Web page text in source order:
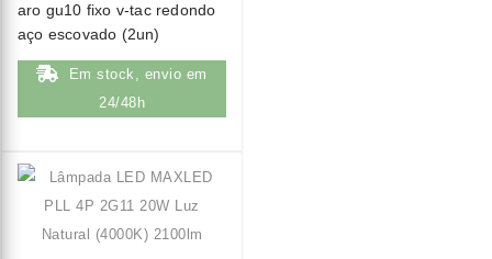
aro gu10 fixo v-tac redondo
aço escovado (2un)
Em stock, envio em
24/48h